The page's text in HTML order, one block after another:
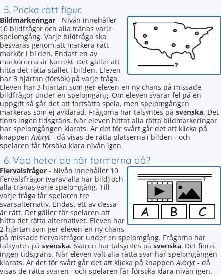
5. Pricka rätt figur.
Bildmarkeringar - Nivån innehåller
10 bildfrågor och alla tränas varje
spelomgång. Varje bildfråga ska
besvaras genom att markera rätt
markör i bilden. Endast en av
markörerna är korrekt. Det gäller att
hitta det rätta stället i bilden. Eleven
har 3 hjärtan (försök) på varje fråga.
Eleven har 3 hjärtan som ger eleven en ny chans på missade
bildfrågor under en spelomgång. Om eleven svarar fel på en
uppgift så går det att fortsätta spela, men spelomgången
markeras som ej avklarad. Frågorna har talsyntes på svenska. Det
finns ingen tidsgräns. När eleven hittat alla rätta bildmarkeringar
har spelomgången klarats. Är det för svårt går det att klicka på
knappenAvbryt - då visas de rätta platserna i bilden - och
spelaren får försöka klara nivån igen.
6. Vad heter de här formerna då?
Flervalsfrågor - Nivån innehåller 10
flervalsfrågor (varav alla har bild) och
alla tränas varje spelomgång. Till
varje fråga får spelaren tre
svarsalternativ. Endast ett av dessa
är rätt. Det gäller för spelaren att
hitta det rätta alternativet. Eleven har
2 hjärtan som ger eleven en ny chans
på missade flervalsfrågor under en spelomgång. Frågorna har
talsyntes på svenska. Svaren har talsyntes på svenska. Det finns
ingen tidsgräns. När eleven valt alla rätta svar har spelomgången
klarats. Är det för svårt går det att klicka på knappenAvbryt - då
visas de rätta svaren - och spelaren får försöka klara nivån igen.